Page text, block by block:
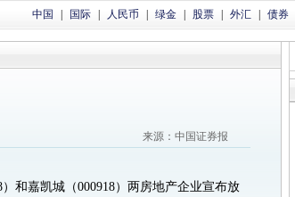
中国 国际 人民币 绿金 股票 外汇 债券
来源：中国证券报
和嘉凯城（000918）两房地产企业宣布放